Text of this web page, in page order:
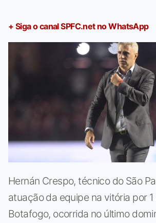
+ Siga o canal SPFC.net no WhatsApp
Hernán Crespo, técnico do São
atuação da equipe na vitória por
Botafogo, ocorrida no último